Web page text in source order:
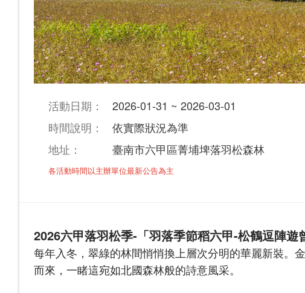
活動日期：
2026-01-31 ~ 2026-03-01
時間說明：
依實際狀況為準
地址：
臺南市六甲區菁埔埤落羽松森林
各活動時間以主辦單位最新公告為主
2026六甲落羽松季-「羽落季節稻六甲-松鶴逗陣遊
每年入冬，翠綠的林間悄悄換上層次分明的華麗新裝。
而來，一睹這宛如北國森林般的詩意風采。